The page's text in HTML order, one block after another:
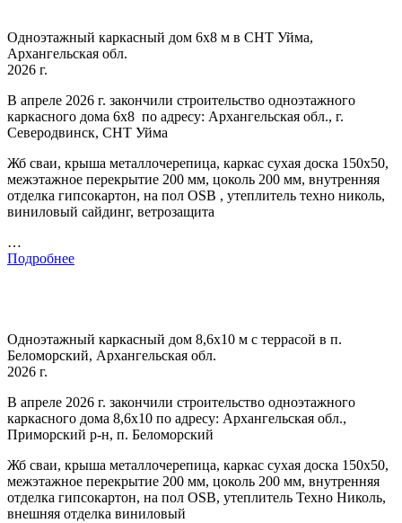
Одноэтажный каркасный дом 6х8 м в СНТ Уйма,
Архангельская обл.
2026 г.
В апреле 2026 г. закончили строительство одноэтажного
каркасного дома 6х8 по адресу: Архангельская обл., г.
Северодвинск, СНТ Уйма
Жб сваи, крыша металлочерепица, каркас сухая доска 150х50,
межэтажное перекрытие 200 мм, цоколь 200 мм, внутренняя
отделка гипсокартон, на пол OSB , утеплитель техно николь,
виниловый сайдинг, ветрозащита
…
Подробнее
Одноэтажный каркасный дом 8,6х10 м с террасой в п.
Беломорский, Архангельская обл.
2026 г.
В апреле 2026 г. закончили строительство одноэтажного
каркасного дома 8,6х10 по адресу: Архангельская обл.,
Приморский р-н, п. Беломорский
Жб сваи, крыша металлочерепица, каркас сухая доска 150х50,
межэтажное перекрытие 200 мм, цоколь 200 мм, внутренняя
отделка гипсокартон, на пол OSB, утеплитель Техно Николь,
внешняя отделка виниловый